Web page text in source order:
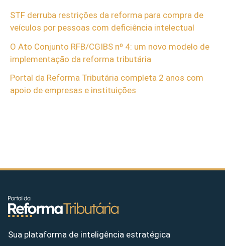
STF derruba restrições da reforma para compra de
veículos por pessoas com deficiência intelectual
O Ato Conjunto RFB/CGIBS nº 4: um novo modelo de
implementação da reforma tributária
Portal da Reforma Tributária completa 2 anos com
apoio de empresas e instituições
Sua plataforma de inteligência estratégica